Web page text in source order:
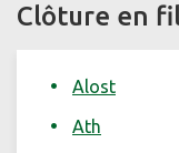
Clôture en
Alost
Ath